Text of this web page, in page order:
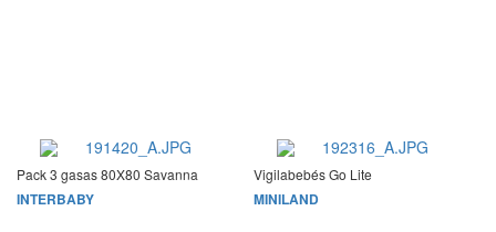
Pack 3 gasas 80X80 Savanna
INTERBABY
Vigilabebés Go Lite
MINILAND